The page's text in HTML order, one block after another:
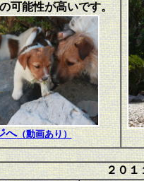
可能性が高いです。
へ（動画あり）
２０１